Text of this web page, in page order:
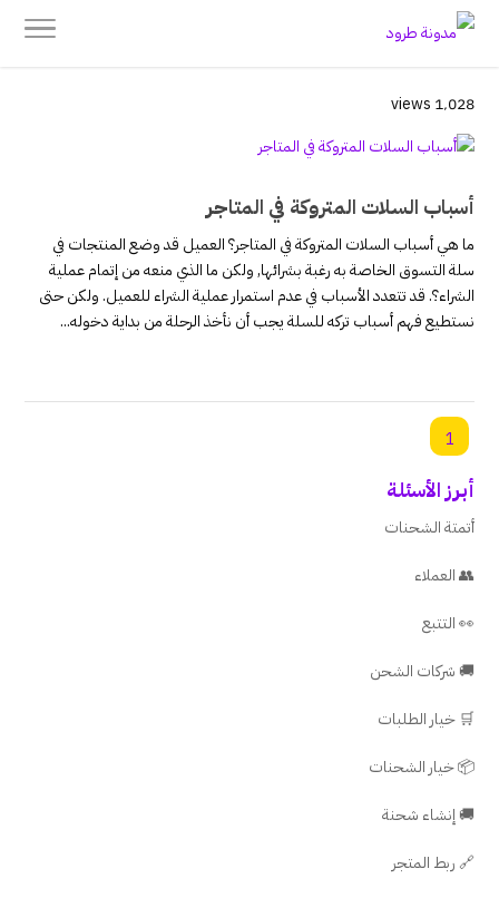
1٬028 views
أسباب السلات المتروكة في المتاجر
ما هي أسباب السلات المتروكة في المتاجر؟ العميل قد وضع المنتجات في
سلة التسوق الخاصة به رغبة بشرائها, ولكن ما الذي منعه من إتمام عملية
الشراء؟. قد تتعدد الأسباب في عدم استمرار عملية الشراء للعميل. ولكن حتى
نستطيع فهم أسباب تركه للسلة يجب أن نأخذ الرحلة من بداية دخوله...
1
أبرز الأسئلة
أتمتة الشحنات
👥 العملاء
👀 التتبع
🚚 شركات الشحن
🛒 خيار الطلبات
📦 خيار الشحنات
🚚 إنشاء شحنة
🔗 ربط المتجر